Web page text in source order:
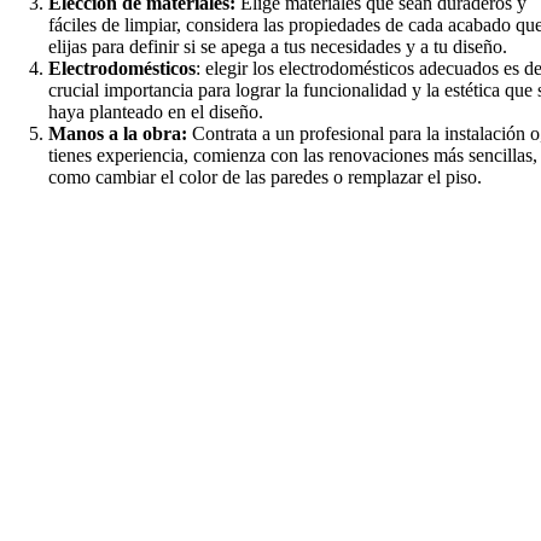
fáciles de limpiar, considera las propiedades de cada acabado
elijas para definir si se apega a tus necesidades y a tu diseño.
Electrodomésticos: elegir los electrodomésticos adecuados es de
crucial importancia para lograr la funcionalidad y la estética que
haya planteado en el diseño.
Manos a la obra: Contrata a un profesional para la instalación
tienes experiencia, comienza con las renovaciones más sencillas,
como cambiar el color de las paredes o remplazar el piso.